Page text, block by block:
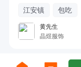
江安镇 包吃
黄先生
晶煜服饰